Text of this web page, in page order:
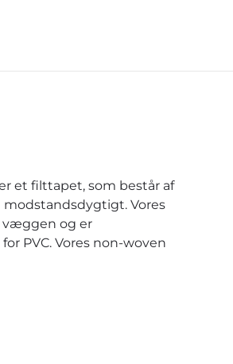
et filttapet, som består af
Vores
væggen og er
PVC. Vores non-woven